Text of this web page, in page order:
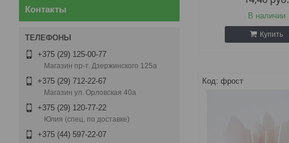
В наличии
Купить
фрост
Контакты
+375 (29) 125-00-77
Магазин пр-т. Дзержинского 125а
+375 (29) 712-22-67
Магазин ул. Орловская 40а
+375 (29) 120-77-22
Юлия (спец. по доставке)
+375 (44) 597-22-07